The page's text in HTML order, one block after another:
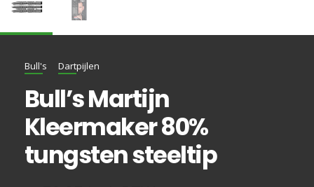
Bull's Dartpijlen
Bull’s Martijn
Kleermaker 80%
tungsten steeltip